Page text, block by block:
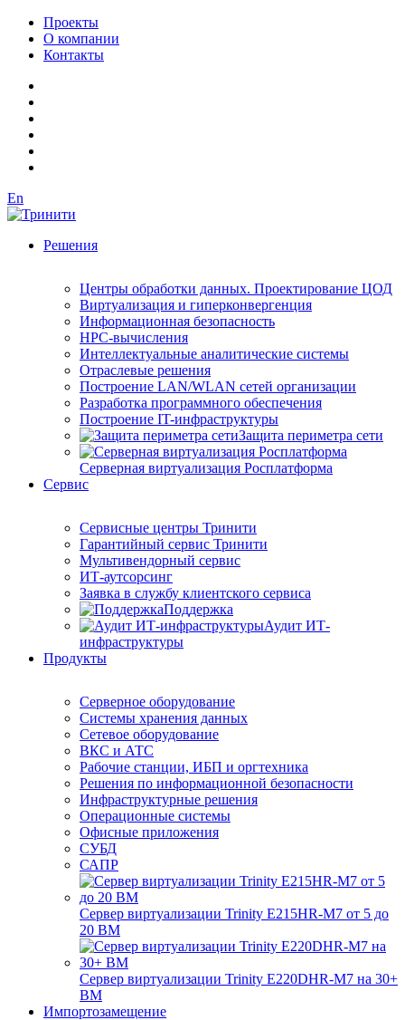
Проекты
О компании
Контакты
En
Решения
Центры обработки данных. Проектирование ЦОД
Виртуализация и гиперконвергенция
Информационная безопасность
HPC-вычисления
Интеллектуальные аналитические системы
Отраслевые решения
Построение LAN/WLAN сетей организации
Разработка программного обеспечения
Построение IT-инфраструктуры
Защита периметра сети
Серверная виртуализация Росплатформа
Сервис
Сервисные центры Тринити
Гарантийный сервис Тринити
Мультивендорный сервис
ИТ-аутсорсинг
Заявка в службу клиентского сервиса
Поддержка
Аудит ИТ-
инфраструктуры
Продукты
Серверное оборудование
Системы хранения данных
Сетевое оборудование
ВКС и АТС
Рабочие станции, ИБП и оргтехника
Решения по информационной безопасности
Инфраструктурные решения
Операционные системы
Офисные приложения
СУБД
САПР
Сервер виртуализации Trinity E215HR-M7 от 5 до
20 ВМ
Сервер виртуализации Trinity E220DHR-M7 на 30+
ВМ
Импортозамещение